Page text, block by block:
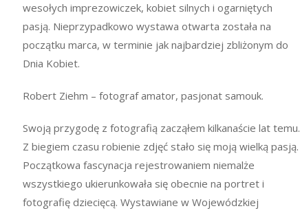
wesołych imprezowiczek, kobiet silnych i ogarniętych
pasją. Nieprzypadkowo wystawa otwarta została na
początku marca, w terminie jak najbardziej zbliżonym do
Dnia Kobiet.
Robert Ziehm – fotograf amator, pasjonat samouk.
Swoją przygodę z fotografią zacząłem kilkanaście lat temu.
Z biegiem czasu robienie zdjęć stało się moją wielką pasją.
Początkowa fascynacja rejestrowaniem niemalże
wszystkiego ukierunkowała się obecnie na portret i
fotografię dziecięcą. Wystawiane w Wojewódzkiej